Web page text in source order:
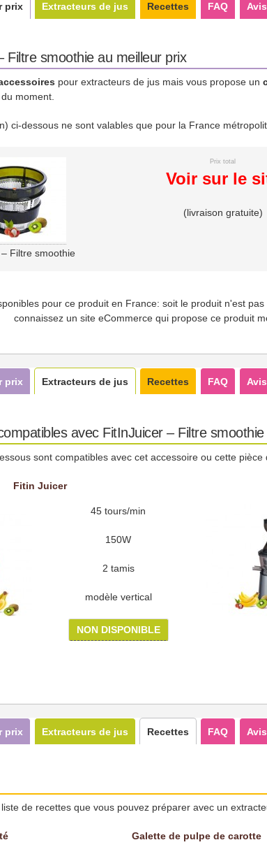
prix Extracteurs de jus Recettes FAQ
Filtre smoothie au meilleur prix
pour extracteurs de jus mais vous propose un
moment.
ci-dessous ne sont valables que pour la France
Filtre smoothie
Prix total
Voir sur le
(livraison gratuite)
pour ce produit en France: soit le produit n'est
connaissez un site eCommerce qui propose ce produit
prix Extracteurs de jus Recettes FAQ
avec FitInJuicer – Filtre smoothie
sont compatibles avec cet accessoire ou cette pièce
Fitin Juicer
45 tours/min
150W
2 tamis
modèle vertical
NON DISPONIBLE
prix Extracteurs de jus Recettes FAQ
de recettes que vous pouvez préparer avec un
Galette de pulpe de carotte